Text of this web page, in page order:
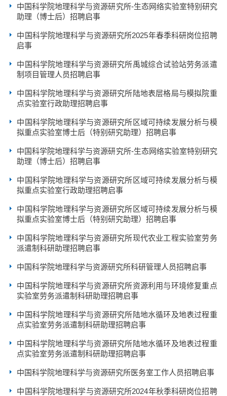
中国科学院地理科学与资源研究所-生态网络实验室特别研究
助理（博士后）招聘启事
中国科学院地理科学与资源研究所2025年春季科研岗位招聘
启事
中国科学院地理科学与资源研究所禹城综合试验站劳务派遣
制项目管理人员招聘启事
中国科学院地理科学与资源研究所陆地表层格局与模拟院重
点实验室行政助理招聘启事
中国科学院地理科学与资源研究所区域可持续发展分析与模
拟重点实验室博士后（特别研究助理）招聘启事
中国科学院地理科学与资源研究所-生态网络实验室特别研究
助理（博士后）招聘启事
中国科学院地理科学与资源研究所区域可持续发展分析与模
拟重点实验室行政助理招聘启事
中国科学院地理科学与资源研究所区域可持续发展分析与模
拟重点实验室博士后（特别研究助理）招聘启事
中国科学院地理科学与资源研究所现代农业工程实验室劳务
派遣制科研助理招聘启事
中国科学院地理科学与资源研究所科研管理人员招聘启事
中国科学院地理科学与资源研究所资源利用与环境修复重点
实验室劳务派遣制科研助理招聘启事
中国科学院地理科学与资源研究所陆地水循环及地表过程重
点实验室劳务派遣制科研助理招聘启事
中国科学院地理科学与资源研究所陆地水循环及地表过程重
点实验室劳务派遣制科研助理招聘启事
中国科学院地理科学与资源研究所医务室工作人员招聘启事
中国科学院地理科学与资源研究所2024年秋季科研岗位招聘